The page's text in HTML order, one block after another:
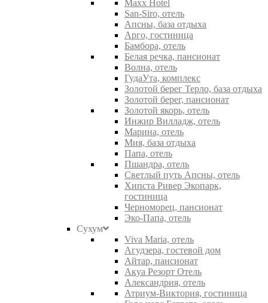
Maxx Hotel
San-Siro, отель
Апсны, база отдыха
Арго, гостиница
Бамбора, отель
Белая речка, пансионат
Волна, отель
ГудаУта, комплекс
Золотой берег Терло, база отдыха
Золотой берег, пансионат
Золотой якорь, отель
Инжир Вилладж, отель
Марина, отель
Мия, база отдыха
Папа, отель
Пшандра, отель
Светлый путь Апсны, отель
Хипста Ривер Экопарк,
гостиница
Черноморец, пансионат
Эко-Папа, отель
Сухум
Viva Maria, отель
Агудзера, гостевой дом
Айтар, пансионат
Акуа Резорт Отель
Александрия, отель
Атриум-Виктория, гостиница